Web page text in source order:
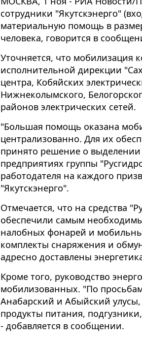
сотрудники "Якутскэнерго"
материальную помощь в
человека, говорится в
Уточняется, что мобилизация
исполнительной дирекции
центра, Кобяйских
Нижнеколымского,
районов электрических сетей​​​.
"Большая помощь оказана
централизованно. Для их
принято решение о
предприятиях группы
работодателя на каждого
"Якутскэнерго".
Отмечается, что на средства
обеспечили самым
налобных фонарей и
комплекты снаряжения и
адресно доставлены
Кроме того, руководство
мобилизованных. "По
Анабарский и Абыйский
продукты питания,
- добавляется в сообщении.